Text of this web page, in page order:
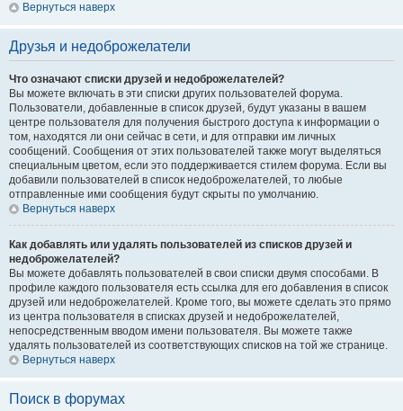
Вернуться наверх
Друзья и недоброжелатели
Что означают списки друзей и недоброжелателей?
Вы можете включать в эти списки других пользователей форума.
Пользователи, добавленные в список друзей, будут указаны в вашем
центре пользователя для получения быстрого доступа к информации о
том, находятся ли они сейчас в сети, и для отправки им личных
сообщений. Сообщения от этих пользователей также могут выделяться
специальным цветом, если это поддерживается стилем форума. Если вы
добавили пользователей в список недоброжелателей, то любые
отправленные ими сообщения будут скрыты по умолчанию.
Вернуться наверх
Как добавлять или удалять пользователей из списков друзей и
недоброжелателей?
Вы можете добавлять пользователей в свои списки двумя способами. В
профиле каждого пользователя есть ссылка для его добавления в список
друзей или недоброжелателей. Кроме того, вы можете сделать это прямо
из центра пользователя в списках друзей и недоброжелателей,
непосредственным вводом имени пользователя. Вы можете также
удалять пользователей из соответствующих списков на той же странице.
Вернуться наверх
Поиск в форумах